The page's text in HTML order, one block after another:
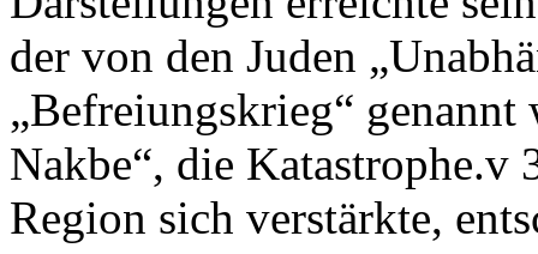
der von den Juden
„Befreiungskrieg“
Nakbe“, die
Region sich verstärkte,